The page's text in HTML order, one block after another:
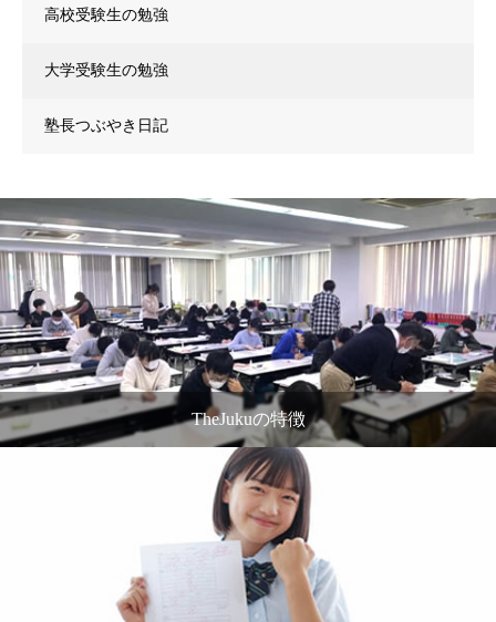
高校受験生の勉強
大学受験生の勉強
塾長つぶやき日記
TheJukuの特徴